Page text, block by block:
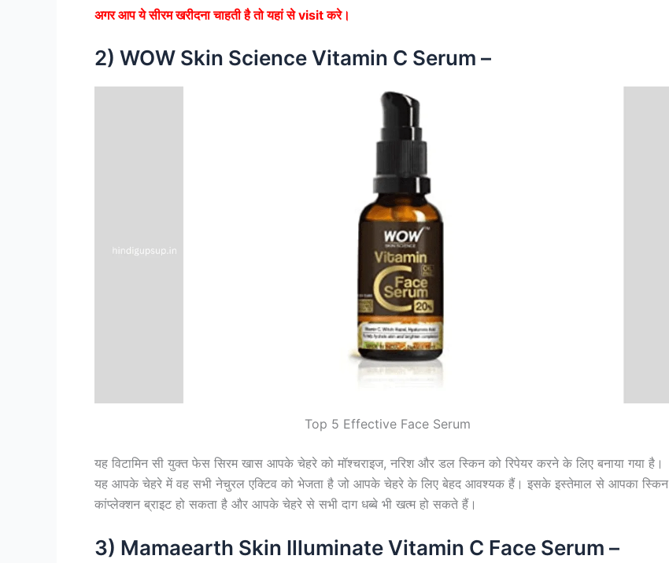
अगर आप ये सीरम खरीदना चाहती है तो यहां से visit करे।
2) WOW Skin Science Vitamin C Serum –
Top 5 Effective Face Serum
यह विटामिन सी युक्त फेस सिरम खास आपके चेहरे को मॉश्चराइज, नरिश और डल स्किन को रिपेयर करने के लिए बनाया गया है।
यह आपके चेहरे में वह सभी नेचुरल एक्टिव को भेजता है जो आपके चेहरे के लिए बेहद आवश्यक हैं। इसके इस्तेमाल से आपका स्किन
कांप्लेक्शन ब्राइट हो सकता है और आपके चेहरे से सभी दाग धब्बे भी खत्म हो सकते हैं।
3) Mamaearth Skin Illuminate Vitamin C Face Serum –